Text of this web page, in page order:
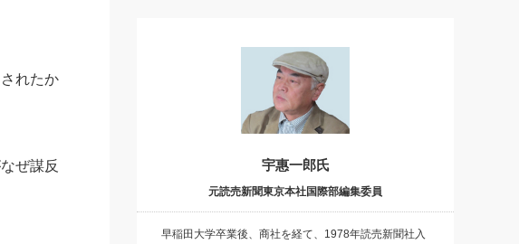
れたか
ぜ謀反
宇惠一郎氏
元読売新聞東京本社国際部編集委員
早稲田大学卒業後、商社を経て、1978年読売新聞社入